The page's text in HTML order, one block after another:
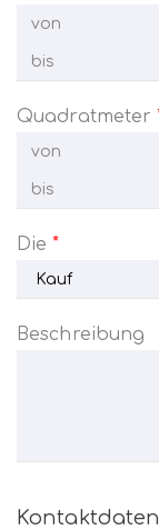
Quadratmeter
Die *
Beschreibung
Kontaktdaten